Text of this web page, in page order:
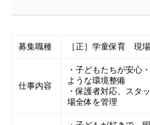
募集職種 ［正］学童保育 現
仕事内容
・子どもたちが安心
ような環境整備
・保護者対応、スタ
場全体を管理